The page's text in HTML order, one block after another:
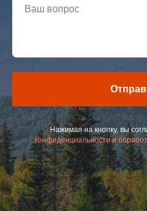
Нажимая на кнопку, вы
конфиденциальности и